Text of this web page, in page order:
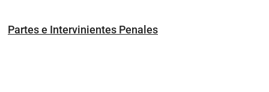
Partes e Intervinientes Penales